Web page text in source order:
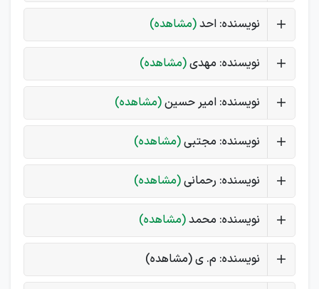
نویسنده: احد(مشاهده)
نویسنده: مهدی(مشاهده)
نویسنده: امیر حسین(مشاهده)
نویسنده: مجتبی(مشاهده)
نویسنده: رحمانی(مشاهده)
نویسنده: محمد(مشاهده)
نویسنده: م. ی (مشاهده)